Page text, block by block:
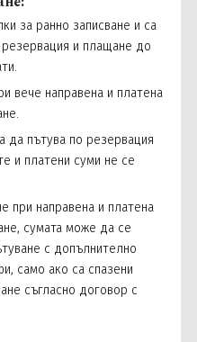
за ранно записване и са
и плащане до
вече направена и платена
да пътува по резервация
и платени суми не се
при направена и платена
сумата може да се
с допълнително
само ако са спазени
съгласно договор с